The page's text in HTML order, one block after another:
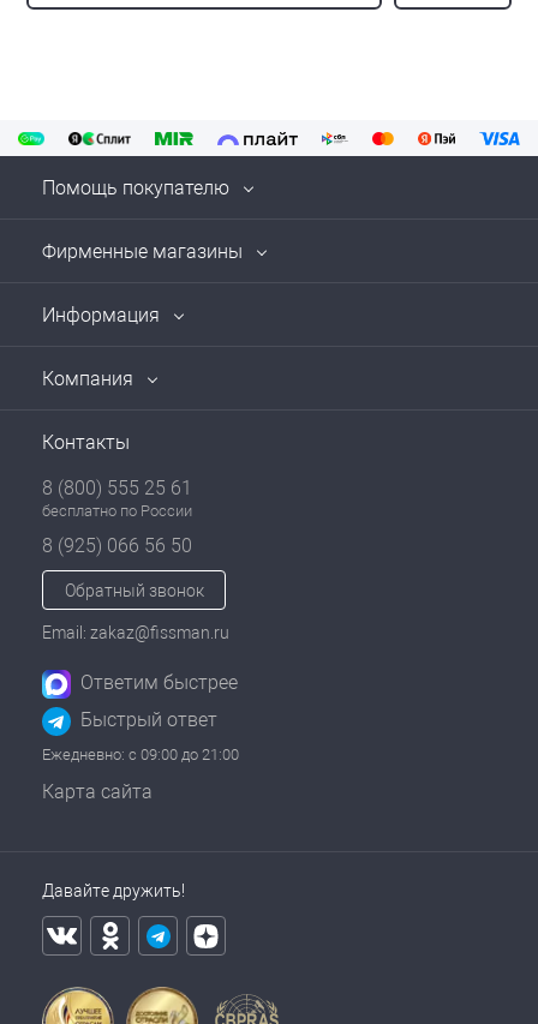
Помощь покупателю
Фирменные магазины
Информация
Компания
Контакты
8 (800) 555 25 61
бесплатно по России
8 (925) 066 56 50
Обратный звонок
Email: zakaz@fissman.ru
Ответим быстрее
Быстрый ответ
Ежедневно: с 09:00 до 21:00
Карта сайта
Давайте дружить!